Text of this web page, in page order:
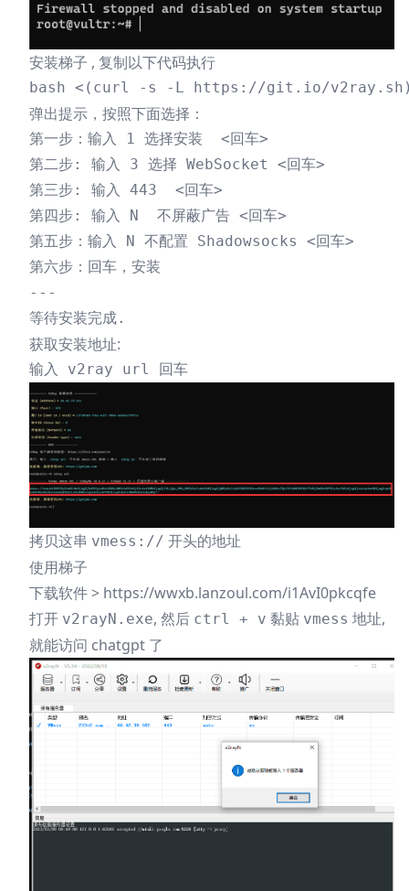
安装梯子 , 复制以下代码执行
弹出提示，按照下面选择：
第一步：输入 1 选择安装  <回车>
第二步: 输入 3 选择 WebSocket <回车>
第三步: 输入 443  <回车>
第四步: 输入 N  不屏蔽广告 <回车>
第五步：输入 N 不配置 Shadowsocks <回车>
第六步：回车，安装
---
获取安装地址:
拷贝这串 vmess:// 开头的地址
使用梯子
下载软件 > https://wwxb.lanzoul.com/i1AvI0pkcqfe
打开 v2rayN.exe, 然后 ctrl + v 黏贴 vmess 地址,
就能访问 chatgpt 了